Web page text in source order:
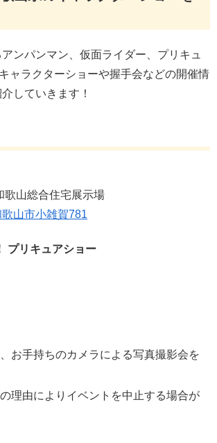
ンパンマン、仮面ライダー、プリキュ
ャラクターショーや握手会などの開催情
していきます！
歌山総合住宅展示場
山市小雑賀781
プリキュアショー
お手持ちのカメラによる写真撮影会を
理由によりイベントを中止する場合が